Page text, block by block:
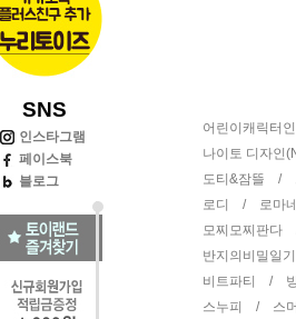
SNS
인스타그램
페이스북
블로그
어린이캐릭
나이토 디자
도티&잠뜰 /
로디 / 로
모찌모찌판
반지의비밀
비트파티 /
스누피 / 스